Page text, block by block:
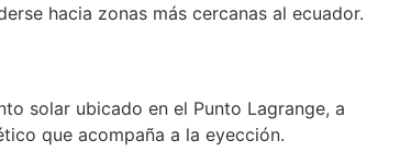
hacia zonas más cercanas al ecuador.
solar ubicado en el Punto Lagrange, a
que acompaña a la eyección.